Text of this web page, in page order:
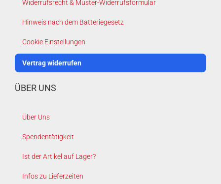
Widerrufsrecht & Muster-Widerrufsformular
Hinweis nach dem Batteriegesetz
Cookie Einstellungen
Vertrag widerrufen
ÜBER UNS
Über Uns
Spendentätigkeit
Ist der Artikel auf Lager?
Infos zu Lieferzeiten